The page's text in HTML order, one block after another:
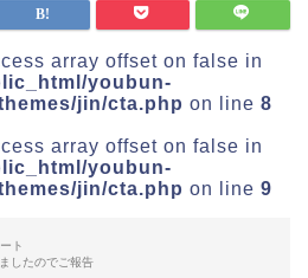
array offset on false in
youbun-
jin/cta.php on line 8
array offset on false in
youbun-
jin/cta.php on line 9
ト
したのでご報告